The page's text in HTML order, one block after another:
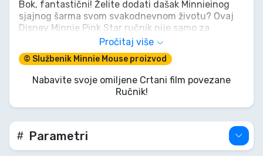
Bok, fantastični! Želite dodati dašak Minnieinog
sjajnog šarma svom svakodnevnom životu? Ovaj
Disney Minnie Pink Star ručnik nije samo za
sušenje; to je zagrljaj vaše omiljene prijateljice
nakon svake vodene avanture. Mekan, živahan i
apsolutno divan – to je praktično crveni tepih za
vašu kožu. Pripremite se da blistate i sjajite, baš
kao Minnie!
Pročitaj više
© Službenik Minnie Mouse proizvod
Nabavite svoje omiljene Crtani film povezane
Ručnik!
Parametri